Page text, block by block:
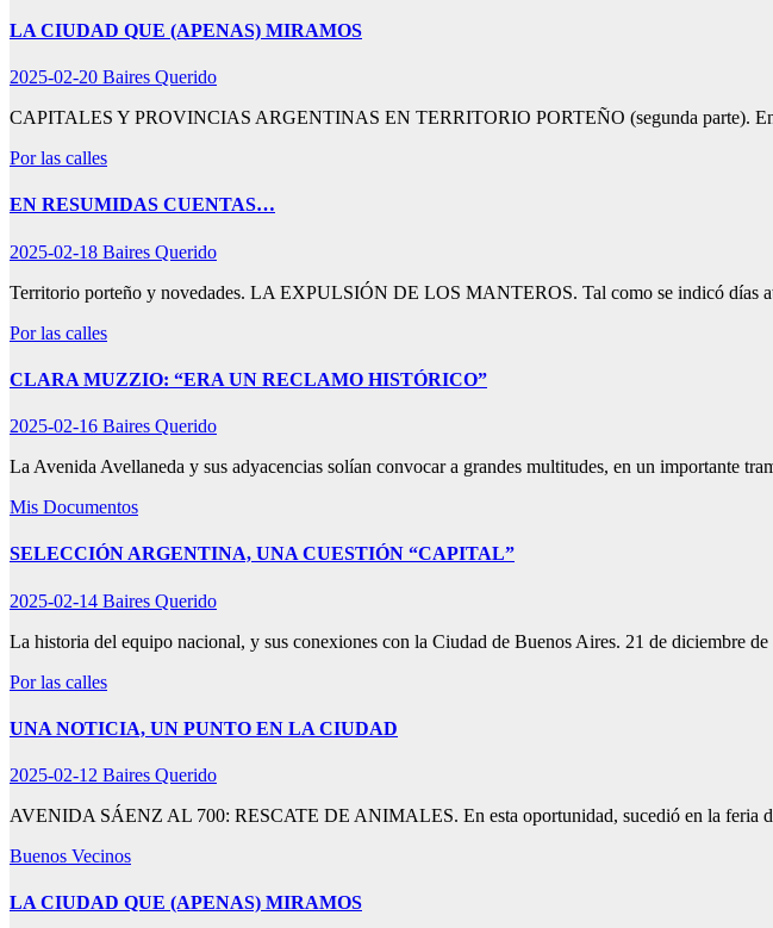
LA CIUDAD QUE (APENAS) MIRAMOS
2025-02-20 Baires Querido
CAPITALES Y PROVINCIAS ARGENTINAS EN TERRITORIO PORTEÑO (segunda parte). En
Por las calles
EN RESUMIDAS CUENTAS…
2025-02-18 Baires Querido
Territorio porteño y novedades. LA EXPULSIÓN DE LOS MANTEROS. Tal como se indicó días
Por las calles
CLARA MUZZIO: “ERA UN RECLAMO HISTÓRICO”
2025-02-16 Baires Querido
La Avenida Avellaneda y sus adyacencias solían convocar a grandes multitudes, en un importante
Mis Documentos
SELECCIÓN ARGENTINA, UNA CUESTIÓN “CAPITAL”
2025-02-14 Baires Querido
La historia del equipo nacional, y sus conexiones con la Ciudad de Buenos Aires. 21 de diciembre
Por las calles
UNA NOTICIA, UN PUNTO EN LA CIUDAD
2025-02-12 Baires Querido
AVENIDA SÁENZ AL 700: RESCATE DE ANIMALES. En esta oportunidad, sucedió en la feria
Buenos Vecinos
LA CIUDAD QUE (APENAS) MIRAMOS